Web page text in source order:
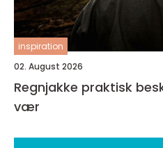
inspiration
02. August 2026
Regnjakke praktisk beskyttelse i all slags
vær